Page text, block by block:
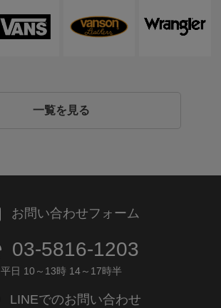
一覧を見る
お問い合わせフォーム
03-5816-1203
平日 10～13時 14～17時半
LINEでのお問い合わせ